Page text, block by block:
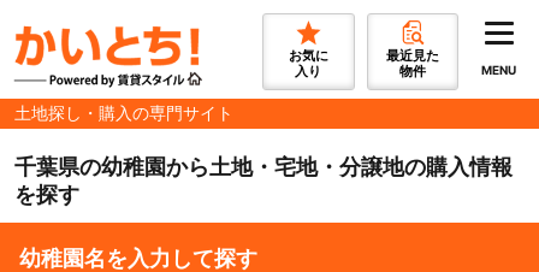
お気に
入り
最近見た
物件
MENU
土地探し・購入の専門サイト
千葉県の幼稚園から土地・宅地・分譲地の購入情報
を探す
幼稚園名を入力して探す